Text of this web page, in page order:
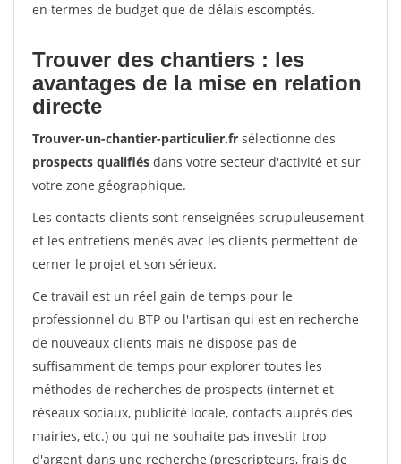
en termes de budget que de délais escomptés.
Trouver des chantiers : les
avantages de la mise en relation
directe
Trouver-un-chantier-particulier.fr sélectionne des
prospects qualifiés dans votre secteur d'activité et sur
votre zone géographique.
Les contacts clients sont renseignées scrupuleusement
et les entretiens menés avec les clients permettent de
cerner le projet et son sérieux.
Ce travail est un réel gain de temps pour le
professionnel du BTP ou l'artisan qui est en recherche
de nouveaux clients mais ne dispose pas de
suffisamment de temps pour explorer toutes les
méthodes de recherches de prospects (internet et
réseaux sociaux, publicité locale, contacts auprès des
mairies, etc.) ou qui ne souhaite pas investir trop
d'argent dans une recherche (prescripteurs, frais de